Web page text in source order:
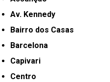
Av. Kennedy
Bairro dos Casas
Barcelona
Capivari
Centro